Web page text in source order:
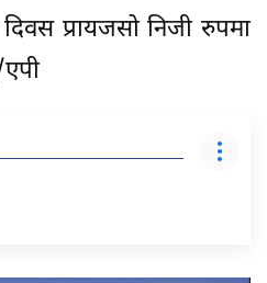
प्रायजसो निजी रुपमा